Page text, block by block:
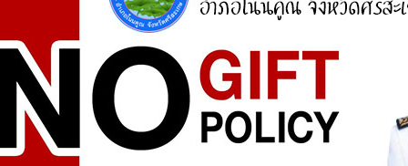
ศูนย์ร้องเรียน
สำนักงานคณะกรรมการป้องกันและปราบปรามการ